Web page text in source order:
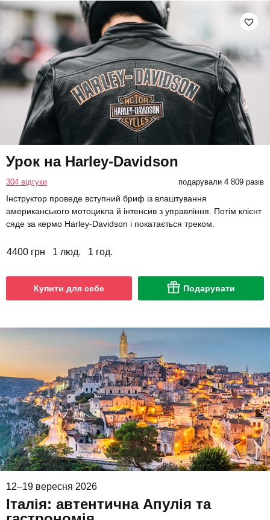
Урок на Harley-Davidson
304 відгуки подарували 4 809 разів
Інструктор проведе вступний бриф із влаштування
американського мотоцикла й інтенсив з управління. Потім клієнт
сяде за кермо Harley-Davidson і покатається треком.
4400 грн 1 люд. 1 год.
Купити для себе Подарувати
12–19 вересня 2026
Італія: автентична Апулія та